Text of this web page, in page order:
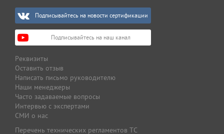
Подписывайтесь на новости сертификации
Подписывайтесь на наш канал
Реквизиты
Оставить отзыв
Написать письмо руководителю
Наши менеджеры
Часто задаваемые вопросы
Интервью с экспертами
СМИ о нас
Перечень технических регламентов ТС